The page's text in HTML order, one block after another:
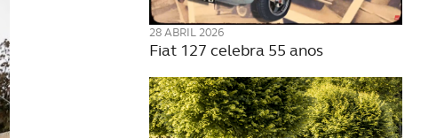
28 ABRIL 2026
Fiat 127 celebra 55 anos